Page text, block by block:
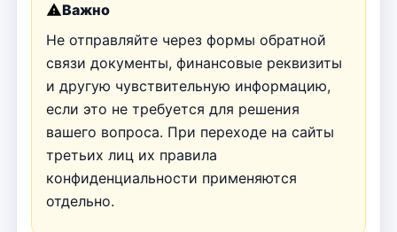
Важно
Не отправляйте через формы обратной
связи документы, финансовые реквизиты
и другую чувствительную информацию,
если это не требуется для решения
вашего вопроса. При переходе на сайты
третьих лиц их правила
конфиденциальности применяются
отдельно.